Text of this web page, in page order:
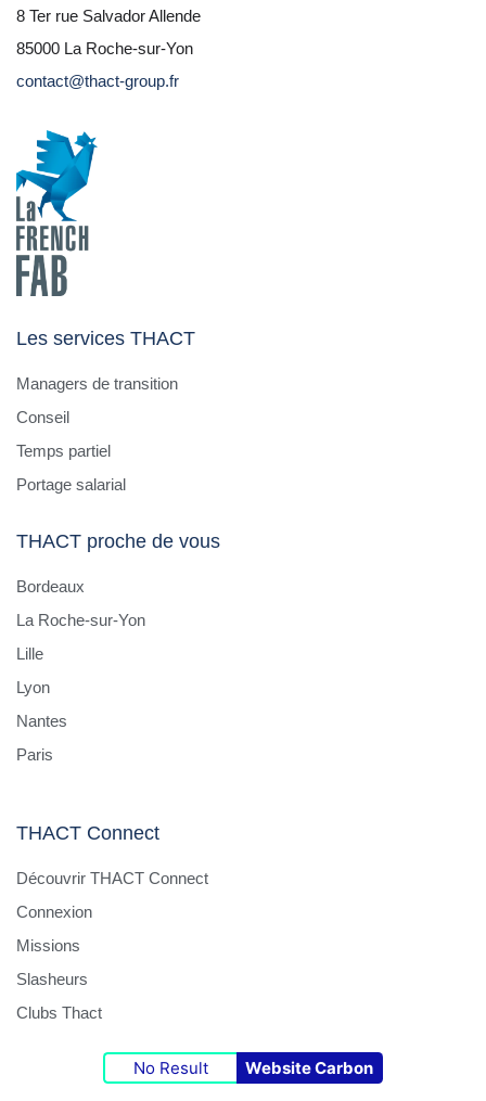
8 Ter rue Salvador Allende
85000 La Roche-sur-Yon
contact@thact-group.fr
Les services THACT
Managers de transition
Conseil
Temps partiel
Portage salarial
THACT proche de vous
Bordeaux
La Roche-sur-Yon
Lille
Lyon
Nantes
Paris
THACT Connect
Découvrir THACT Connect
Connexion
Missions
Slasheurs
Clubs Thact
No Result Website Carbon